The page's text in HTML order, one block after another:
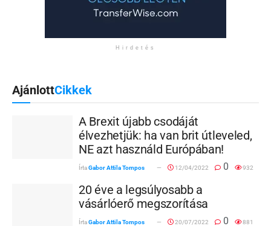
Hirdetés
AjánlottCikkek
A Brexit újabb csodáját
élvezhetjük: ha van brit útleveled,
NE azt használd Európában!
ÍrtaGabor Attila Tompos 12/04/2022 0 932
20 éve a legsúlyosabb a
vásárlóerő megszorítása
ÍrtaGabor Attila Tompos 20/07/2022 0 881